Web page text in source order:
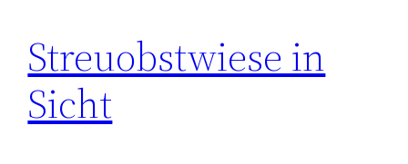
Streuobstwiese in
Sicht